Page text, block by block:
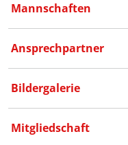
Mannschaften
Ansprechpartner
Bildergalerie
Mitgliedschaft